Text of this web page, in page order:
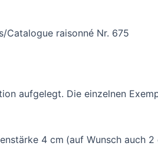
Catalogue raisonné Nr. 675
aufgelegt. Die einzelnen
4 cm (auf Wunsch auch